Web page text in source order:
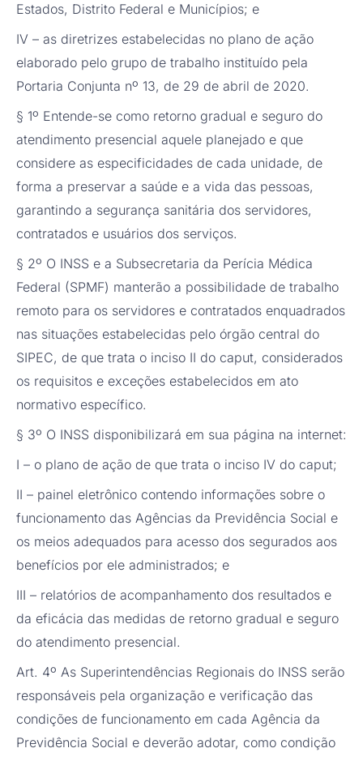
Estados, Distrito Federal e Municípios; e
IV – as diretrizes estabelecidas no plano de ação
elaborado pelo grupo de trabalho instituído pela
Portaria Conjunta nº 13, de 29 de abril de 2020.
§ 1º Entende-se como retorno gradual e seguro do
atendimento presencial aquele planejado e que
considere as especificidades de cada unidade, de
forma a preservar a saúde e a vida das pessoas,
garantindo a segurança sanitária dos servidores,
contratados e usuários dos serviços.
§ 2º O INSS e a Subsecretaria da Perícia Médica
Federal (SPMF) manterão a possibilidade de trabalho
remoto para os servidores e contratados enquadrados
nas situações estabelecidas pelo órgão central do
SIPEC, de que trata o inciso II do caput, considerados
os requisitos e exceções estabelecidos em ato
normativo específico.
§ 3º O INSS disponibilizará em sua página na internet:
I – o plano de ação de que trata o inciso IV do caput;
II – painel eletrônico contendo informações sobre o
funcionamento das Agências da Previdência Social e
os meios adequados para acesso dos segurados aos
benefícios por ele administrados; e
III – relatórios de acompanhamento dos resultados e
da eficácia das medidas de retorno gradual e seguro
do atendimento presencial.
Art. 4º As Superintendências Regionais do INSS serão
responsáveis pela organização e verificação das
condições de funcionamento em cada Agência da
Previdência Social e deverão adotar, como condição